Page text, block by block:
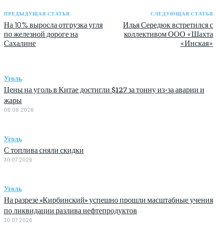
ПРЕДЫДУЩАЯ СТАТЬЯ
На 10% выросла отгрузка угля
по железной дороге на
Сахалине
СЛЕДУЮЩАЯ СТАТЬЯ
Илья Середюк встретился с
коллективом ООО «Шахта
«Инская»
Уголь
Цены на уголь в Китае достигли $127 за тонну из-за аварии и
жары
06.08.2026
Уголь
С топлива сняли скидки
30.07.2026
Уголь
На разрезе «Кирбинский» успешно прошли масштабные учения
по ликвидации разлива нефтепродуктов
30.07.2026